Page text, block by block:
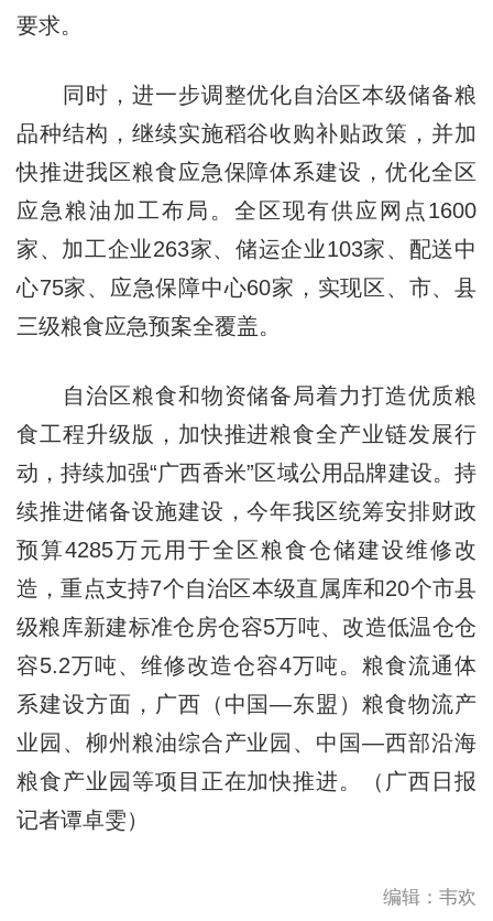
要求。
同时，进一步调整优化自治区本级储备粮
品种结构，继续实施稻谷收购补贴政策，并加
快推进我区粮食应急保障体系建设，优化全区
应急粮油加工布局。全区现有供应网点1600
家、加工企业263家、储运企业103家、配送中
心75家、应急保障中心60家，实现区、市、县
三级粮食应急预案全覆盖。
自治区粮食和物资储备局着力打造优质粮
食工程升级版，加快推进粮食全产业链发展行
动，持续加强“广西香米”区域公用品牌建设。持
续推进储备设施建设，今年我区统筹安排财政
预算4285万元用于全区粮食仓储建设维修改
造，重点支持7个自治区本级直属库和20个市县
级粮库新建标准仓房仓容5万吨、改造低温仓仓
容5.2万吨、维修改造仓容4万吨。粮食流通体
系建设方面，广西（中国—东盟）粮食物流产
业园、柳州粮油综合产业园、中国—西部沿海
粮食产业园等项目正在加快推进。（广西日报
记者谭卓雯）
编辑：韦欢